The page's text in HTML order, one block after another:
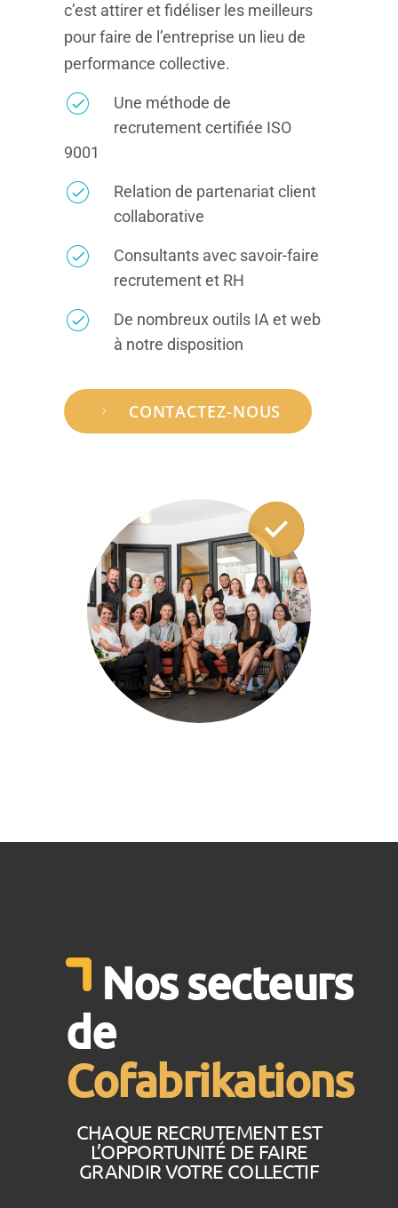
c’est attirer et fidéliser les meilleurs
pour faire de l’entreprise un lieu de
performance collective.
Une méthode de
recrutement certifiée ISO
9001
Relation de partenariat client
collaborative
Consultants avec savoir-faire
recrutement et RH
De nombreux outils IA et web
à notre disposition
CONTACTEZ-NOUS
Nos secteurs
de
Cofabrikations
CHAQUE RECRUTEMENT EST
L’OPPORTUNITÉ DE FAIRE
GRANDIR VOTRE COLLECTIF